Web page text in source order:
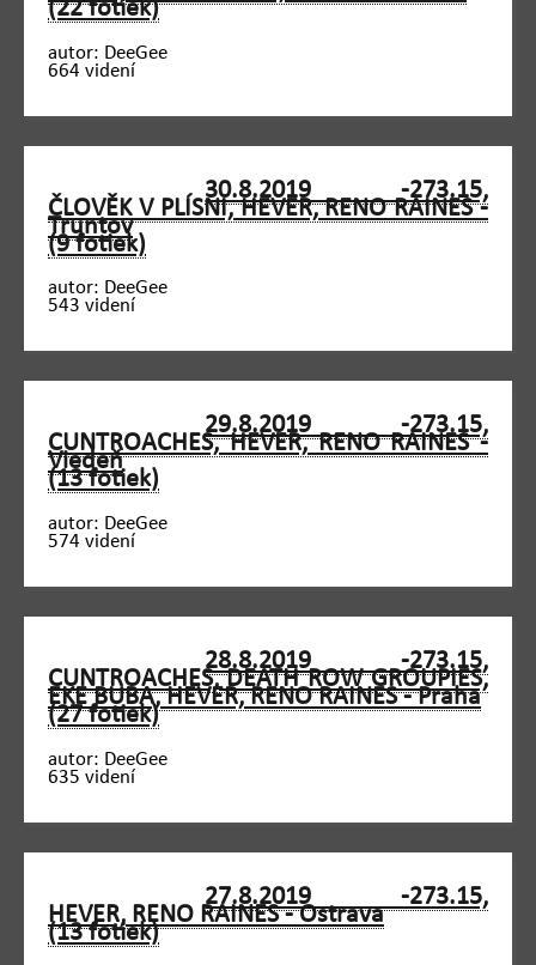
(22 fotiek)
autor: DeeGee
664 videní
30.8.2019 -273.15,
ČLOVĚK V PLÍSNI, HEVER, RENO RAINES -
Truntov
(9 fotiek)
autor: DeeGee
543 videní
29.8.2019 -273.15,
CUNTROACHES, HEVER, RENO RAINES -
Viedeň
(13 fotiek)
autor: DeeGee
574 videní
28.8.2019 -273.15,
CUNTROACHES, DEATH ROW GROUPIES,
EKE BUBA, HEVER, RENO RAINES - Praha
(27 fotiek)
autor: DeeGee
635 videní
27.8.2019 -273.15,
HEVER, RENO RAINES - Ostrava
(13 fotiek)